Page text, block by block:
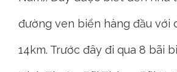
đường ven biển hàng đầu với
14km. Trước đây đi qua 8 bãi